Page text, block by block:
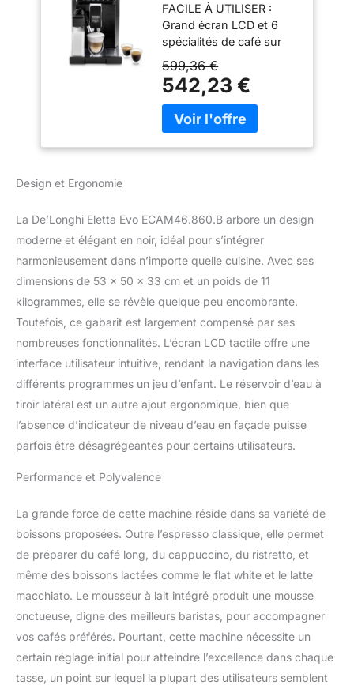
ECAM46.860.B,
Machine Expresso
et Cappuccino,
Ecran LCD Tactile,
Noir
FACILE À UTILISER :
Grand écran LCD et 6
spécialités de café sur
simple pression d'un
bouton : expresso, café,
café long, cappuccino,
latte macchiato et lait
chaud SYSTÈME
pour un cappuccino
parfait - le nettoyage se
fait automatiquement via
une commande rotative
MOULIN DE HAUTE
QUALITÉ : Le moulin à
cône à 13 étages peut
être réglé
individuellement, 380 g
de grains de café entrent
dans le récipient - la
machine De'Longhi
entièrement automatique
convient également à
une utilisation avec de la
groupe d'infusion
d'entretien, peut être
complètement retiré de la
machine à café et permet
ainsi un nettoyage facile
de l'intérieur de la
machine FONCTION
CAFÉ LONG : Pour le
café traditionnel du matin
- préparé dans un
599,36 €
542,23 €
Design et Ergonomie
La De’Longhi Eletta Evo ECAM46.860.B arbore un design
moderne et élégant en noir, idéal pour s’intégrer
harmonieusement dans n’importe quelle cuisine. Avec ses
dimensions de 53 x 50 x 33 cm et un poids de 11
kilogrammes, elle se révèle quelque peu encombrante.
Toutefois, ce gabarit est largement compensé par ses
nombreuses fonctionnalités. L’écran LCD tactile offre une
interface utilisateur intuitive, rendant la navigation dans les
différents programmes un jeu d’enfant. Le réservoir d’eau à
tiroir latéral est un autre ajout ergonomique, bien que
l’absence d’indicateur de niveau d’eau en façade puisse
parfois être désagrégeantes pour certains utilisateurs.
Performance et Polyvalence
La grande force de cette machine réside dans sa variété de
boissons proposées. Outre l’espresso classique, elle permet
de préparer du café long, du cappuccino, du ristretto, et
même des boissons lactées comme le flat white et le latte
macchiato. Le mousseur à lait intégré produit une mousse
onctueuse, digne des meilleurs baristas, pour accompagner
vos cafés préférés. Pourtant, cette machine nécessite un
certain réglage initial pour atteindre l’excellence dans chaque
tasse, un point sur lequel la plupart des utilisateurs semblent